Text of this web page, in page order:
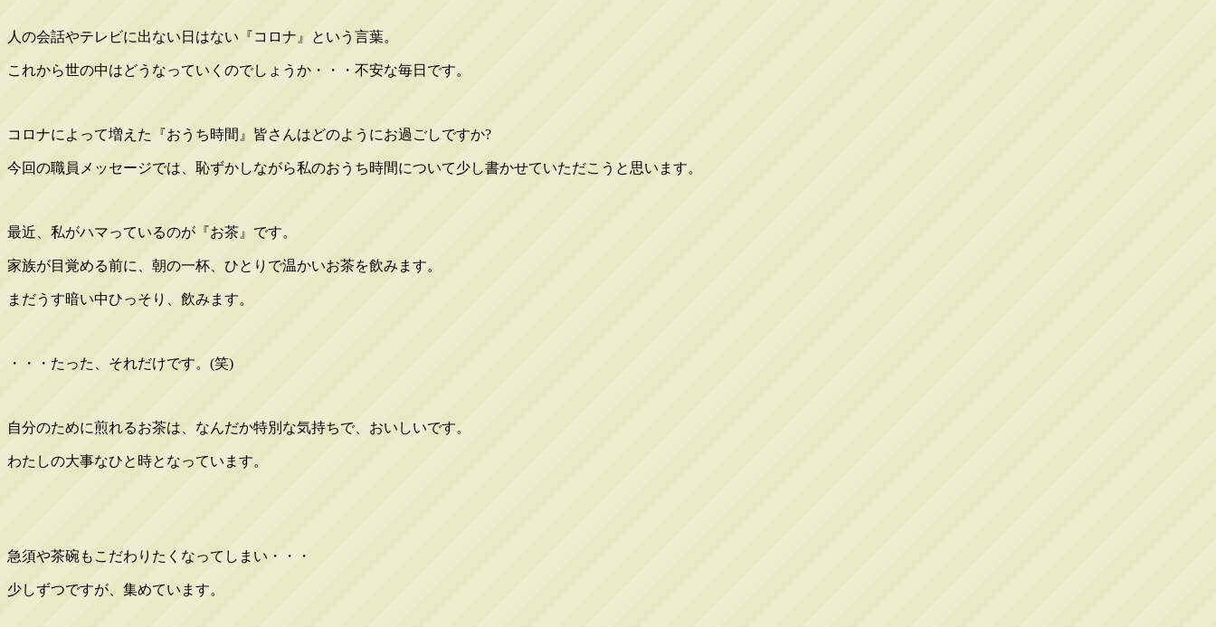
人の会話やテレビに出ない日はない『コロナ』という言葉。
これから世の中はどうなっていくのでしょうか・・・不安な毎日です。
コロナによって増えた『おうち時間』皆さんはどのようにお過ごしですか?
今回の職員メッセージでは、恥ずかしながら私のおうち時間について少し書かせていただこうと思います。
最近、私がハマっているのが『お茶』です。
家族が目覚める前に、朝の一杯、ひとりで温かいお茶を飲みます。
まだうす暗い中ひっそり、飲みます。
・・・たった、それだけです。(笑)
自分のために煎れるお茶は、なんだか特別な気持ちで、おいしいです。
わたしの大事なひと時となっています。
急須や茶碗もこだわりたくなってしまい・・・
少しずつですが、集めています。